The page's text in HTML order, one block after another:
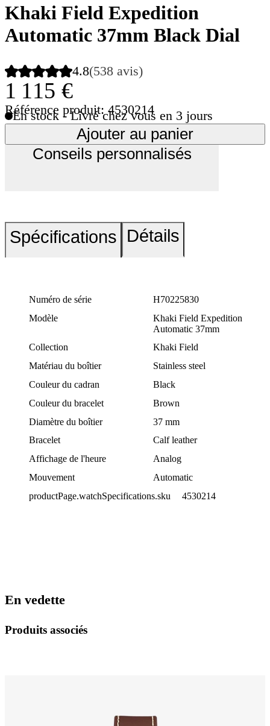
Khaki Field Expedition
Automatic 37mm Black Dial
4.8(538 avis)
1 115 €
Référence produit: 4530214
En stock - Livré chez vous en 3 jours
Ajouter au panier
Conseils personnalisés
Spécifications Détails
Numéro de série
H70225830
Modèle
Khaki Field Expedition
Automatic 37mm
Collection
Khaki Field
Matériau du boîtier
Stainless steel
Couleur du cadran
Black
Couleur du bracelet
Brown
Diamètre du boîtier
37 mm
Bracelet
Calf leather
Affichage de l'heure
Analog
Mouvement
Automatic
productPage.watchSpecifications.sku
4530214
En vedette
Produits associés